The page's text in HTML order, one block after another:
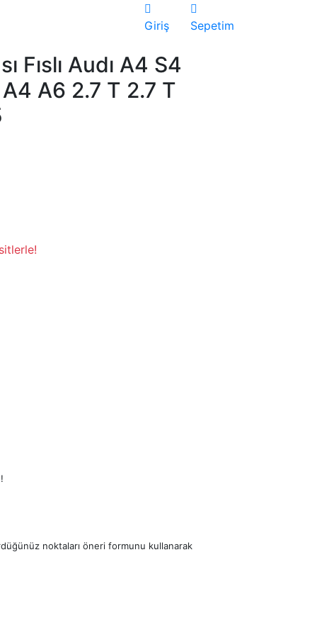
Giriş Sepetim
Fıslı Audı A4 S4
A6 2.7 T 2.7 T
noktaları öneri formunu kullanarak